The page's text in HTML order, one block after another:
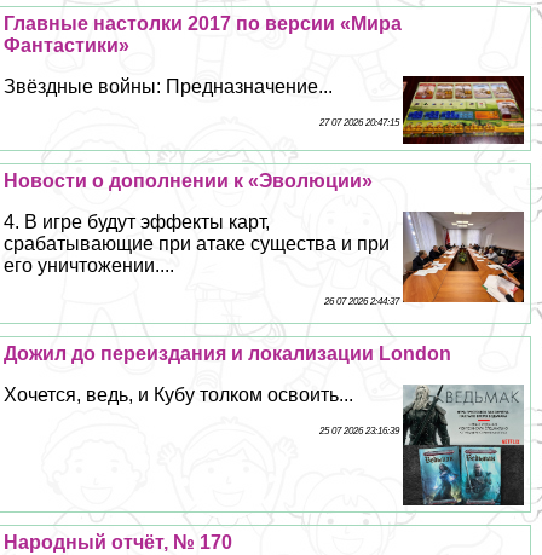
Главные настолки 2017 по версии «Мира
Фантастики»
Звёздные войны: Предназначение...
27 07 2026 20:47:15
Новости о дополнении к «Эволюции»
4. В игре будут эффекты карт,
сpaбатывающие при атаке существа и при
его уничтожении....
26 07 2026 2:44:37
Дожил до переиздания и локализации London
Хочется, ведь, и Кубу толком освоить...
25 07 2026 23:16:39
Народный отчёт, № 170